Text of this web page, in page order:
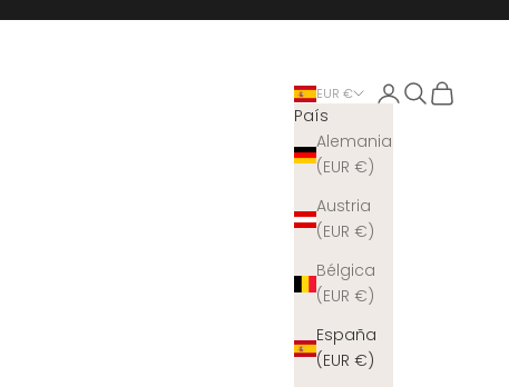
EUR €
País
Alemania
(EUR €)
Austria
(EUR €)
Bélgica
(EUR €)
España
(EUR €)
Iniciar sesión
Buscar
Cesta